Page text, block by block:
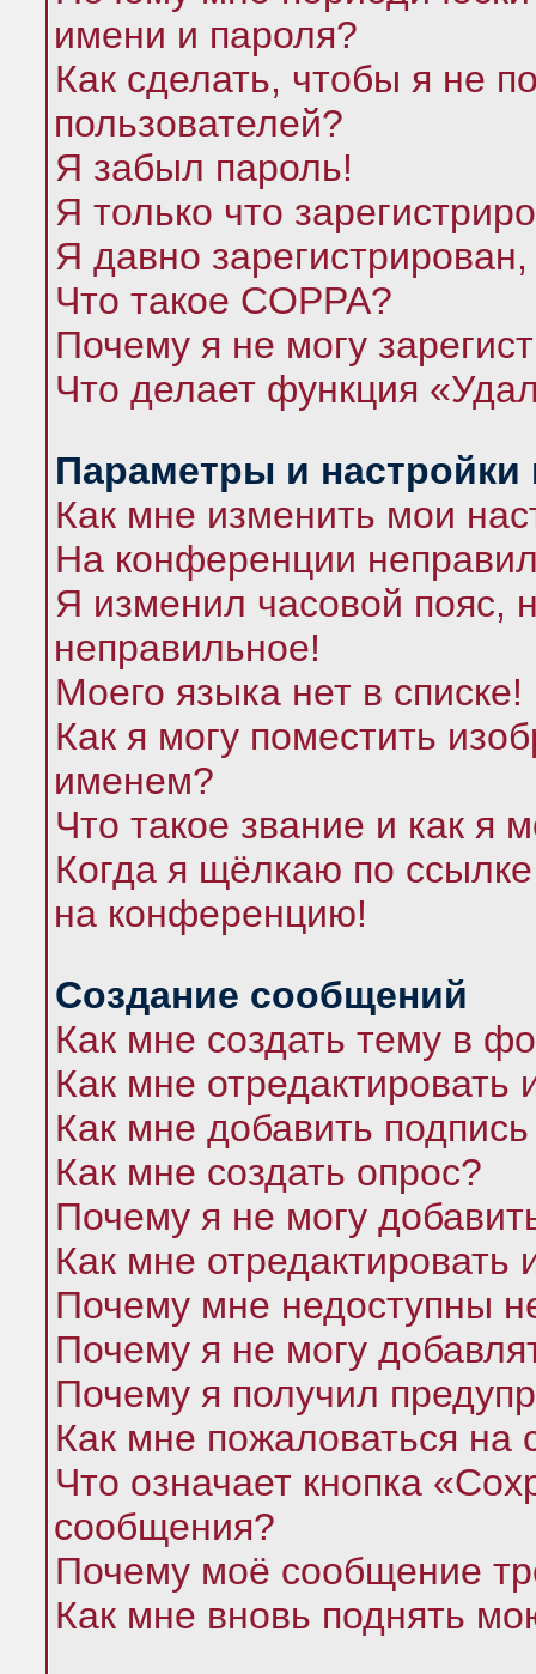
имени и пароля?
Как сделать, чтобы я не
пользователей?
Я забыл пароль!
Я только что
Я давно
Что такое COPPA?
Почему я не могу
Что делает функция
Параметры и настройки
Как мне изменить мои
На конференции
Я изменил часовой пояс,
неправильное!
Моего языка нет в списке!
Как я могу поместить
именем?
Что такое звание и как я
Когда я щёлкаю по
на конференцию!
Создание сообщений
Как мне создать тему в
Как мне
Как мне добавить
Как мне создать опрос?
Почему я не могу
Как мне отредактировать
Почему мне недоступны
Почему я не могу
Почему я получил
Как мне пожаловаться
Что означает кнопка
сообщения?
Почему моё сообщение
Как мне вновь поднять